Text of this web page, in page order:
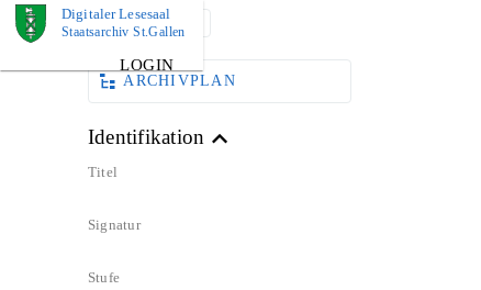
Digitaler Lesesaal
Staatsarchiv St.Gallen
LOGIN
DOKUMENT
ARCHIVPLAN
Identifikation
Titel
Signatur
Stufe